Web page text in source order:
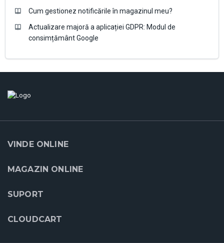
Cum gestionez notificările în magazinul meu?
Actualizare majoră a aplicației GDPR: Modul de
consimțământ Google
VINDE ONLINE
MAGAZIN ONLINE
SUPORT
CLOUDCART